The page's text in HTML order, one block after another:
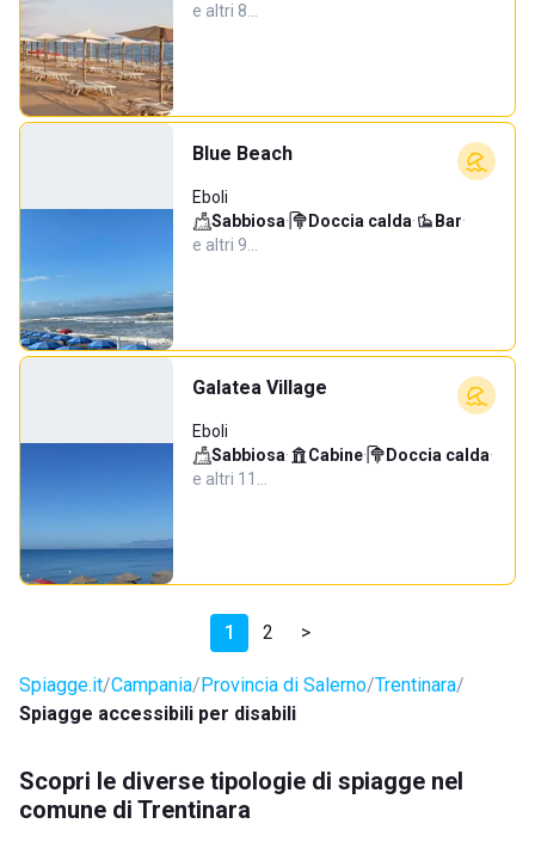
e altri 8…
Blue Beach
Eboli
Sabbiosa· Doccia calda· Bar·
e altri 9…
Galatea Village
Eboli
Sabbiosa· Cabine· Doccia calda·
e altri 11…
1 2 >
Spiagge.it Campania Provincia di Salerno Trentinara
Spiagge accessibili per disabili
Scopri le diverse tipologie di spiagge nel
comune di Trentinara